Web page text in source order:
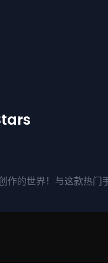
的世界！与这款热门